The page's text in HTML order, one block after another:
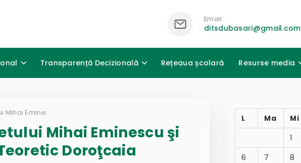
Email:
ditsdubasari@gmail.com
Transparență Decizională Rețeaua școlară Resurse media
Activităţi dedicate poetului Mihai Eminescu şi desfăşurate în Liceul Teoretic Doroţcaia
Mihai Eminescu şi
Doroţcaia
L Ma Mi
1
6
7 8